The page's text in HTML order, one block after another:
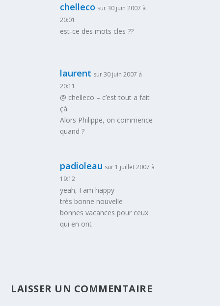
chelleco sur 30 juin 2007 à
20:01
est-ce des mots cles ??
laurent sur 30 juin 2007 à
20:11
@ chelleco – c’est tout a fait
çà.
Alors Philippe, on commence
quand ?
padioleau sur 1 juillet 2007 à
19:12
yeah, I am happy
très bonne nouvelle
bonnes vacances pour ceux
qui en ont
LAISSER UN COMMENTAIRE